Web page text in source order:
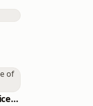
International Voice of Deliverance Radio